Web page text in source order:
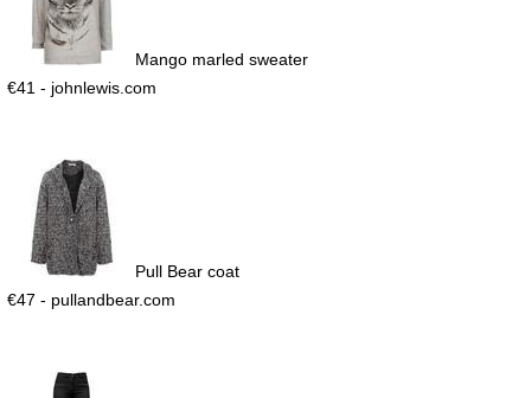
Mango marled sweater
€41 - johnlewis.com
Pull Bear coat
€47 - pullandbear.com